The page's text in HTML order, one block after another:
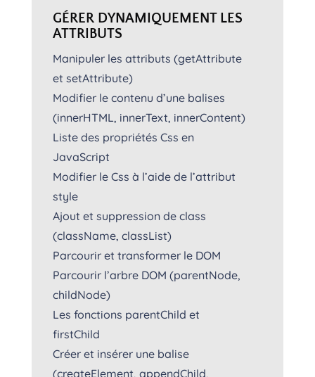
GÉRER DYNAMIQUEMENT LES
ATTRIBUTS
Manipuler les attributs (getAttribute
et setAttribute)
Modifier le contenu d’une balises
(innerHTML, innerText, innerContent)
Liste des propriétés Css en
JavaScript
Modifier le Css à l’aide de l’attribut
style
Ajout et suppression de class
(className, classList)
Parcourir et transformer le DOM
Parcourir l’arbre DOM (parentNode,
childNode)
Les fonctions parentChild et
firstChild
Créer et insérer une balise
(createElement, appendChild,